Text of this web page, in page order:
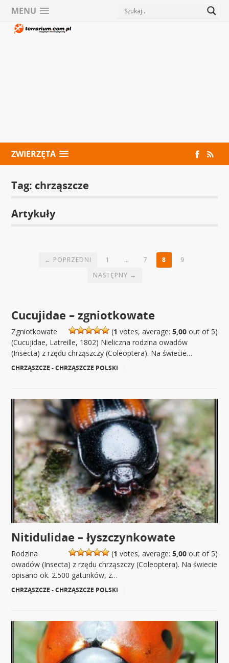
MENU
ZWIERZĘTA
Tag: chrząszcze
Artykuły
← POPRZEDNI 1 … 7 8
9
NASTĘPNY →
Cucujidae – zgniotkowate
(1 votes, average: 5,00out of 5)
Zgniotkowate
(Cucujidae, Latreille, 1802) Nieliczna rodzina owadów
(Insecta) z rzędu chrząszczy (Coleoptera). Na świecie…
CHRZĄSZCZE - CHRZĄSZCZE POLSKI
Nitidulidae – łyszczynkowate
(1 votes, average: 5,00out of 5)
Rodzina
owadów (Insecta) z rzędu chrząszczy (Coleoptera). Na świecie
opisano ok. 2.500 gatunków, z…
CHRZĄSZCZE - CHRZĄSZCZE POLSKI